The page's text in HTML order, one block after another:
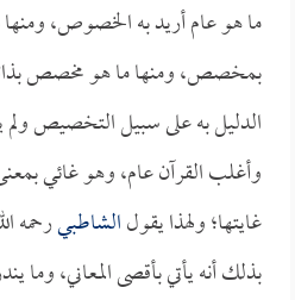
ما هو عام أريد به الخصوص،
بمخصص، ومنها ما هو مخصص
الدليل به على سبيل التخصيص
وأغلب القرآن عام، وهو غائي بمعنى
غايتها؛ ولهذا يقولالشاطبيرحمه
بذلك أنه يأتي بأقصى المعاني، وما